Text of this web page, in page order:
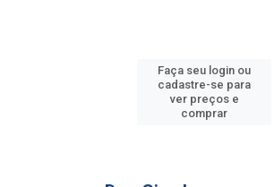
Faça seu login ou
cadastre-se para
ver preços e
comprar